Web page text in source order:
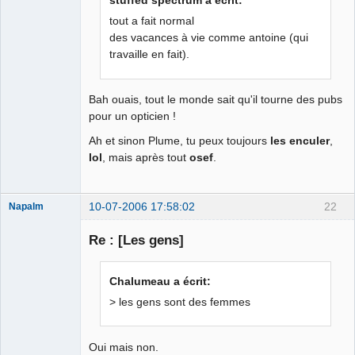
tout a fait normal
des vacances à vie comme antoine (qui
travaille en fait).
Bah ouais, tout le monde sait qu'il tourne des pubs
pour un opticien !
Ah et sinon Plume, tu peux toujours les enculer,
lol, mais après tout osef.
22
Napalm 10-07-2006 17:58:02
Re : [Les gens]
Chalumeau a écrit:
> les gens sont des femmes
Oui mais non.